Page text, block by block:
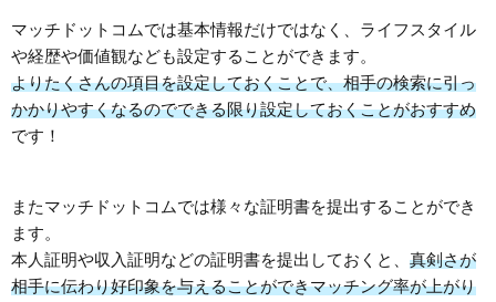
マッチドットコムでは基本情報だけではなく、ライフスタイル
や経歴や価値観なども設定することができます。
よりたくさんの項目を設定しておくことで、相手の検索に引っ
かかりやすくなるのでできる限り設定しておくことがおすすめ
です！
またマッチドットコムでは様々な証明書を提出することができ
ます。
本人証明や収入証明などの証明書を提出しておくと、 真剣さが
相手に伝わり好印象を与えることができマッチング率が上がり